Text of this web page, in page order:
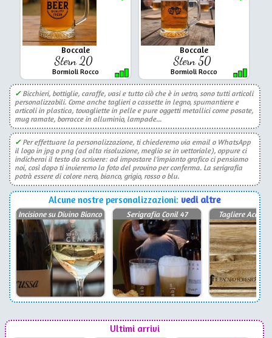
Boccale
Stern 20
Bormioli Rocco
Boccale
Stern 50
Bormioli Rocco
✓Bicchieri, bottiglie, caraffe, vasi e tutto ciò che è in vetro, sono tutti articoli
personalizzabili. Come anche taglieri o cassette in legno, spumantiere e
articoli in plastica, tovagliette in pelle e pure oggetti metallici come posate,
mug ramate, borracce in alluminio, lampade...
✓Per effettuare la personalizzazione, ti chiederemo via email o WhatsApp
il logo in jpg o png (ad alta risoluzione, meglio se in vettoriale), oppure ci
indicherai il testo da scrivere: ad impostare l'impianto grafico ci pensiamo
noi, così dopo ti invieremo la foto del provino per conferma. La serigrafia
potrà essere di colore nero, bianco, grigio, rosso o blu.
Alcune nostre personalizzazioni: vedi altre
Incisione su Divino Bianco Serigrafia Conil 47 Tagliere Acacia
Ultimi arrivi